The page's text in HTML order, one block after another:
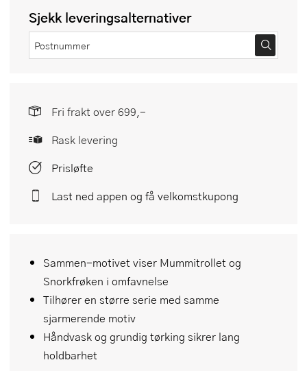
Sammen-motivet viser Mummitrollet og
Snorkfrøken i omfavnelse
Tilhører en større serie med samme
sjarmerende motiv
Håndvask og grundig tørking sikrer lang
holdbarhet
Sjekk leveringsalternativer
Fri frakt over 699,-
Rask levering
Prisløfte
Last ned appen og få velkomstkupong